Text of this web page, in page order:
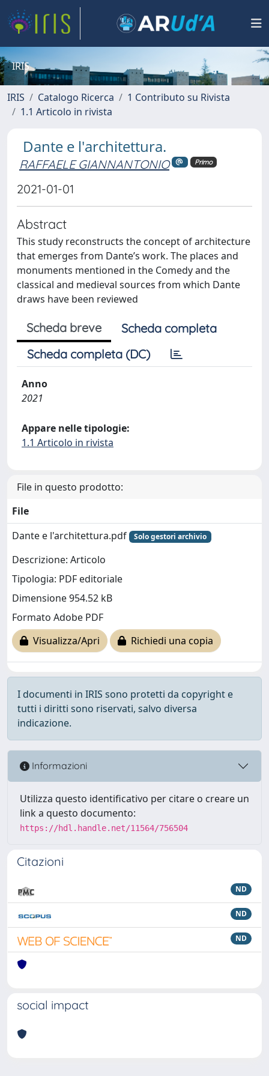
IRIS
IRIS Catalogo Ricerca
1 Contributo su Rivista
1.1 Articolo in rivista
Dante e l'architettura.
RAFFAELE GIANNANTONIO Primo
2021-01-01
Abstract
This study reconstructs the concept of architecture
that emerges from Dante’s work. The places and
monuments mentioned in the Comedy and the
classical and medieval sources from which Dante
draws have been reviewed
Scheda breve
Scheda completa
Scheda completa (DC)
Anno
2021
Appare nelle tipologie:
1.1 Articolo in rivista
File in questo prodotto:
File
Dante e l'architettura.pdf
Solo gestori archivio
Descrizione: Articolo
Tipologia: PDF editoriale
Dimensione 954.52 kB
Formato Adobe PDF
Visualizza/Apri
Richiedi una copia
I documenti in IRIS sono protetti da copyright e
tutti i diritti sono riservati, salvo diversa
indicazione.
Informazioni
Utilizza questo identificativo per citare o creare un
link a questo documento:
https://hdl.handle.net/11564/756504
Citazioni
ND
ND
ND
social impact